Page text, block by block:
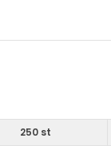
250 st